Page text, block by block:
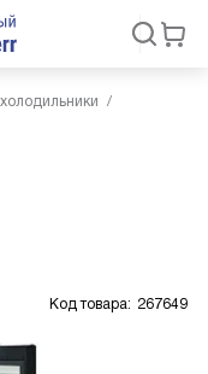
Код товара: 267649